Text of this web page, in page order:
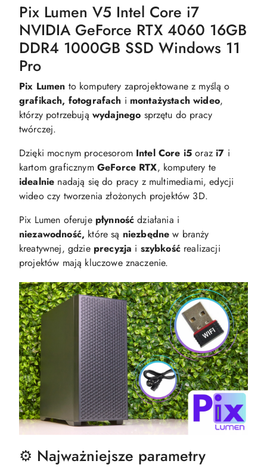
Pix Lumen V5 Intel Core i7
NVIDIA GeForce RTX 4060 16GB
DDR4 1000GB SSD Windows 11
Pro
Pix Lumen to komputery zaprojektowane z myślą o
grafikach, fotografach i montażystach wideo,
którzy potrzebują wydajnego sprzętu do pracy
twórczej.
Dzięki mocnym procesorom Intel Core i5 orazi7 i
kartom graficznym GeForce RTX, komputery te
idealnie nadają się do pracy z multimediami, edycji
wideo czy tworzenia złożonych projektów 3D.
Pix Lumen oferuje płynność działania i
niezawodność, które są niezbędne w branży
kreatywnej, gdzie precyzja i szybkośćrealizacji
projektów mają kluczowe znaczenie.
⚙️ Najważniejsze parametry